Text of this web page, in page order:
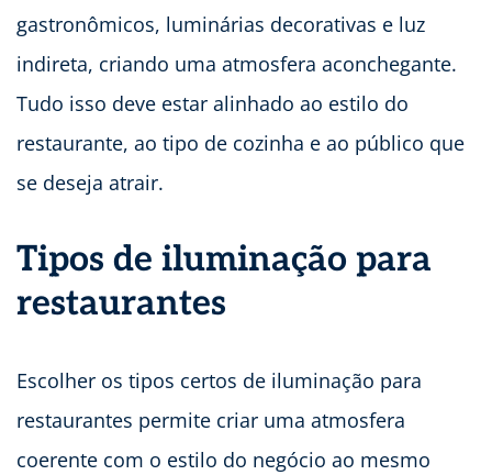
gastronômicos, luminárias decorativas e luz
indireta, criando uma atmosfera aconchegante.
Tudo isso deve estar alinhado ao estilo do
restaurante, ao tipo de cozinha e ao público que
se deseja atrair.
Tipos de iluminação para
restaurantes
Escolher os tipos certos de iluminação para
restaurantes permite criar uma atmosfera
coerente com o estilo do negócio ao mesmo